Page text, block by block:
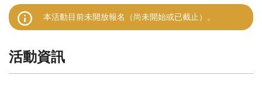
本活動目前未開放報名（尚未開始或已截止）。
活動資訊